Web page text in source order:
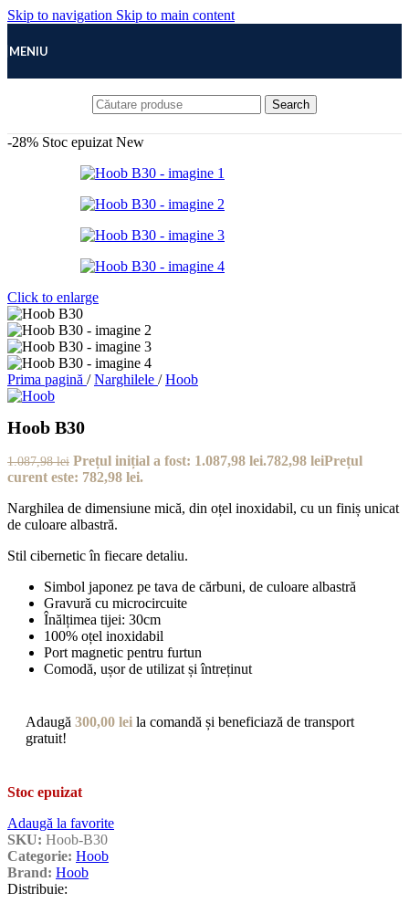
Skip to navigation Skip to main content
MENIU
Search
-28% Stoc epuizat New
Click to enlarge
Prima pagină / Narghilele / Hoob
Hoob B30
1.087,98lei Prețul inițial a fost: 1.087,98 lei.782,98 leiPrețul
curent este: 782,98 lei.
Narghilea de dimensiune mică, din oțel inoxidabil, cu un finiș unicat
de culoare albastră.
Stil cibernetic în fiecare detaliu.
Simbol japonez pe tava de cărbuni, de culoare albastră
Gravură cu microcircuite
Înălțimea tijei: 30cm
100% oțel inoxidabil
Port magnetic pentru furtun
Comodă, ușor de utilizat și întreținut
Adaugă 300,00 lei la comandă și beneficiază de transport
gratuit!
Stoc epuizat
Adaugă la favorite
SKU: Hoob-B30
Categorie: Hoob
Brand: Hoob
Distribuie: